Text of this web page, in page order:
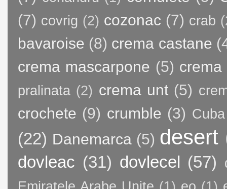
(7) covrig (2) cozonac (7) crab
bavaroise (8) crema castane
crema mascarpone (5) crema
pralinata (2) crema unt (5)
crochete (9) crumble (3) Cuba
(22) Danemarca (5) desert
dovleac (31) dovlecel (57)